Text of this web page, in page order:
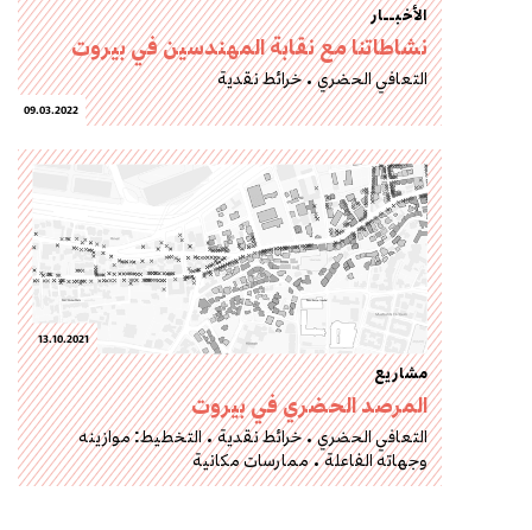
الأخبــار
نشاطاتنا مع نقابة المهندسين في بيروت
09.03.2022
التعافي الحضري خرائط نقدية
13.10.2021
مشاريع
المرصد الحضري في بيروت
التعافي الحضري خرائط نقدية التخطيط: موازينه
وجهاته الفاعلة ممارسات مكانية